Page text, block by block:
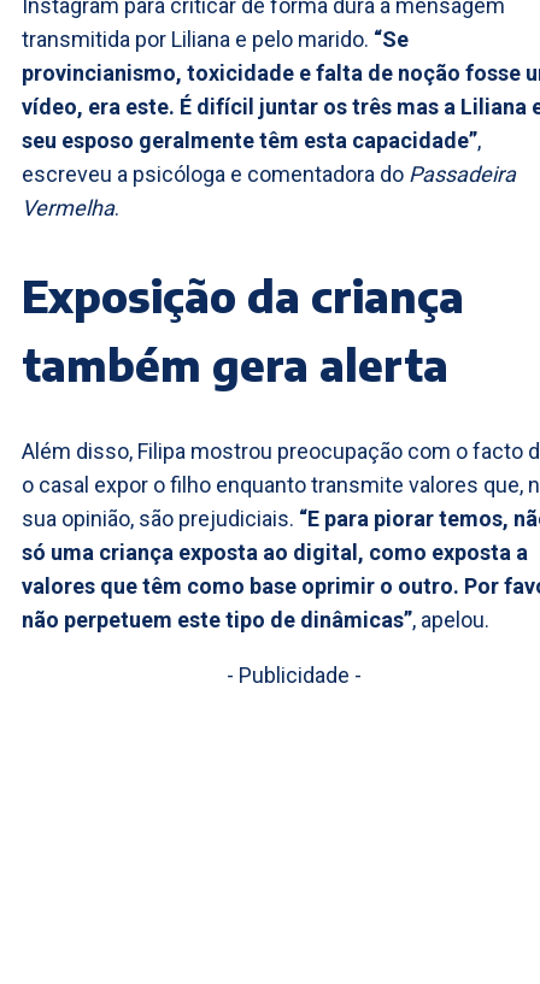
Instagram para criticar de forma dura a mensagem
transmitida por Liliana e pelo marido. “Se
provincianismo, toxicidade e falta de noção fosse
vídeo, era este. É difícil juntar os três mas a Liliana
seu esposo geralmente têm esta capacidade”,
escreveu a psicóloga e comentadora do Passadeira
Vermelha.
Exposição da criança
também gera alerta
Além disso, Filipa mostrou preocupação com o facto
o casal expor o filho enquanto transmite valores que,
sua opinião, são prejudiciais. “E para piorar temos,
só uma criança exposta ao digital, como exposta a
valores que têm como base oprimir o outro. Por
não perpetuem este tipo de dinâmicas”, apelou.
- Publicidade -